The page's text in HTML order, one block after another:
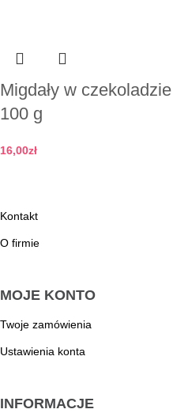
Migdały w
100 g
16,00zł
Kontakt
O firmie
MOJE KONTO
Twoje zamówienia
Ustawienia konta
INFORMACJE